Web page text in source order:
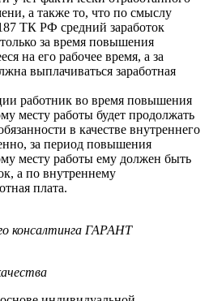
а также то, что по смыслу
ТК РФ средний заработок
за время повышения
на его рабочее время, а за
выплачиваться заработная
работник во время повышения
месту работы будет продолжать
в качестве внутреннего
за период повышения
месту работы ему должен быть
а по внутреннему
плата.
консалтинга ГАРАНТ